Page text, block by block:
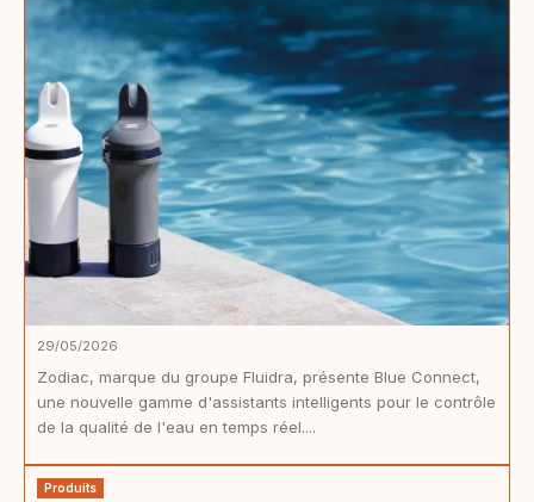
29/05/2026
Zodiac, marque du groupe Fluidra, présente Blue Connect,
une nouvelle gamme d'assistants intelligents pour le contrôle
de la qualité de l'eau en temps réel....
Produits